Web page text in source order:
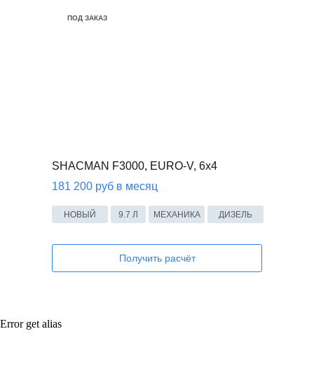
SHACMAN F3000, EURO-V, 6x4
181 200 руб в месяц
9.7 Л МЕХАНИКА ДИЗЕЛЬ
НОВЫЙ
Получить расчёт
ПОД ЗАКАЗ
Error get alias